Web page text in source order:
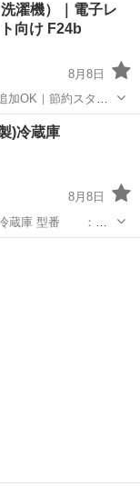
濯機）｜電子レ
向け F24b
8月8日
加OK｜節約スター
に小家電が欲しい
)冷蔵庫
8月8日